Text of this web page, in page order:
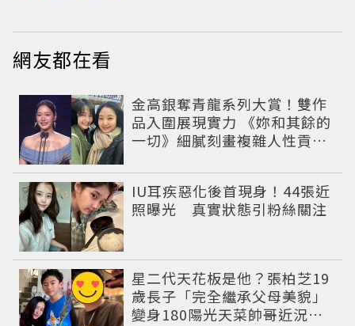
網友都在看
金高銀奪青龍系列大賞！雙作
品入圍展現實力 《妳和其餘的
一切》細膩刻畫複雜人性貢獻
IU耳疾惡化後首現身！44張近
照曝光 真實狀態引粉絲關注
星二代天花板是他？張柏芝19
歲長子「完全繼承父母美貌」
變身180陽光天菜帥哥近況曝